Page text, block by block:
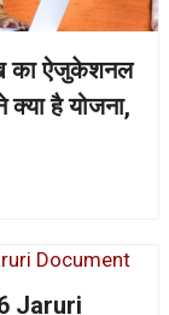
का ऐजुकेशनल
क्या है योजना,
Jaruri